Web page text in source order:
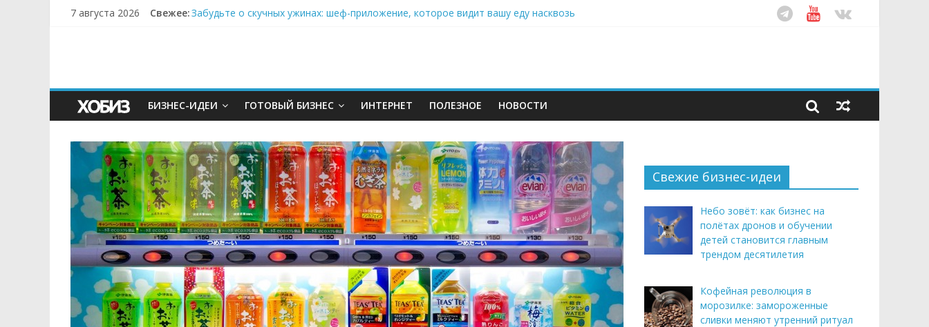
7 августа 2026 Свежее:Забудьте о скучных ужинах: шеф-приложение, которое видит вашу еду насквозь
БИЗНЕС-ИДЕИ ГОТОВЫЙ БИЗНЕС ИНТЕРНЕТ ПОЛЕЗНОЕ НОВОСТИ
Свежие бизнес-идеи
Небо зовёт: как бизнес на
полётах дронов и обучении
детей становится главным
трендом десятилетия
Кофейная революция в
морозилке: замороженные
сливки меняют утренний ритуал